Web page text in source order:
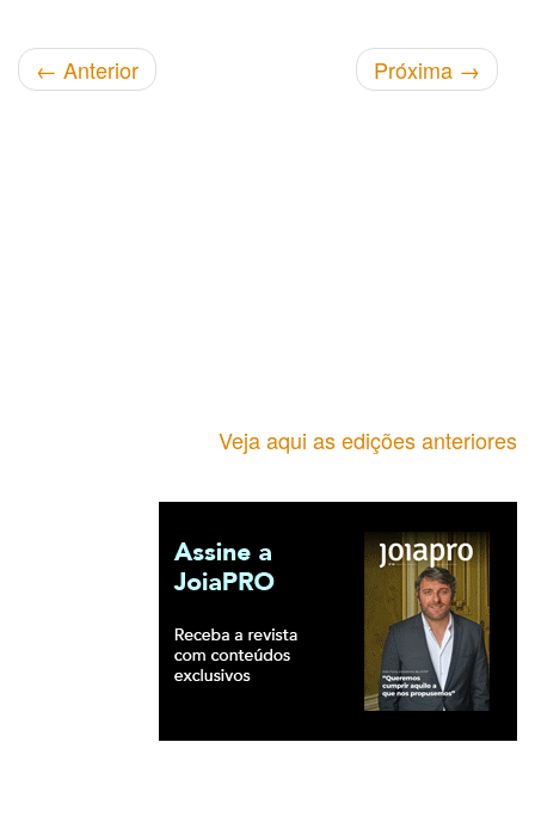
← Anterior Próxima →
Veja aqui as edições anteriores